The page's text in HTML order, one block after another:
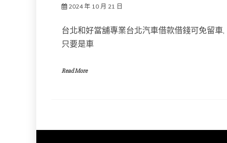
2024 年 10 月 21 日
台北和好當舖專業台北汽車借款借錢可免留車,
只要是車
Read More